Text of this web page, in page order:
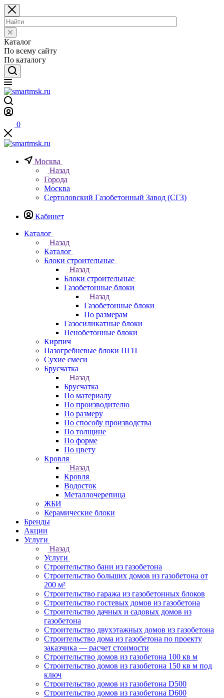
Каталог
По всему сайту
По каталогу
0
Москва
Назад
Города
Москва
Сертоловский Газобетонный Завод (СГЗ)
Кабинет
Каталог
Назад
Каталог
Блоки строительные
Назад
Блоки строительные
Газобетонные блоки
Назад
Газобетонные блоки
По размерам
Газосиликатные блоки
Пенобетонные блоки
Кирпич
Пазогребневые блоки ПГП
Сухие смеси
Брусчатка
Назад
Брусчатка
По материалу
По производителю
По размеру
По способу производства
По толщине
По форме
По цвету
Кровля
Назад
Кровля
Водосток
Металлочерепица
ЖБИ
Керамические блоки
Бренды
Акции
Услуги
Назад
Услуги
Строительство бани из газобетона
Строительство больших домов из газобетона от
200 м²
Строительство гаража из газобетонных блоков
Строительство гостевых домов из газобетона
Строительство дачных и садовых домов из
газобетона
Строительство двухэтажных домов из газобетона
Строительство дома из газобетона по проекту
заказчика — расчет стоимости
Строительство домов из газобетона 100 кв м
Строительство домов из газобетона 150 кв м под
ключ
Строительство домов из газобетона D500
Строительство домов из газобетона D600